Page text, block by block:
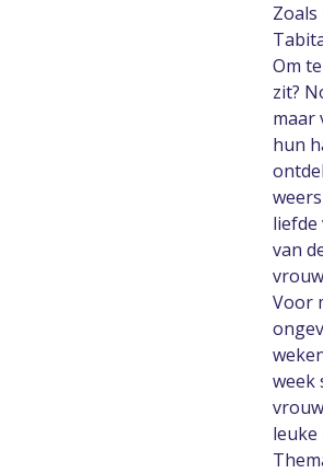
Zoals
Om
zit?
maar
hun
liefde
van
Voor
week
leuke